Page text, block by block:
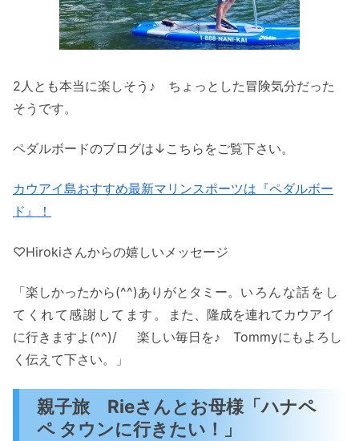
2人とも本当に楽しそう♪ ちょっとした冒険気分だった
そうです。
ペダルボードのブログは↓こちらをご覧下さい。
カウアイ島おすすめ最新マリンスポーツは『ペダルボー
ド』！
♡Hirokiさんからの嬉しいメッセージ
「楽しかったから(^^)ありがとタミー。 いろんな話をし
てくれて感謝してます。
また、隆成を連れてカウアイ
に行きますよ(^^)/ 楽しい毎日を♪ Tommyにもよろし
く伝えて下さい。」
親子旅 Rieさんとお母様「ハナペ
ペ タウンに行きたい！」